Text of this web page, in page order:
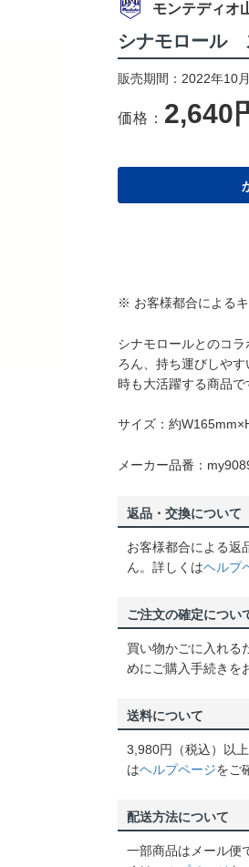
モンテディオ
シナモロール
販売期間：2022年10
価格： 2,640
※ お客様都合による
シナモロールとのコ
ろん、持ち運びしや
時も大活躍する商品で
サイズ：約
メーカー品番：
返品・交換について
お客様都合による返
ん。詳しくはヘルプ
ご注文の確定につい
買い物かごに入れる
めにご購入手続きを
送料について
3,980円（税込）以
はヘルプページをご
配送方法について
一部商品はメール便